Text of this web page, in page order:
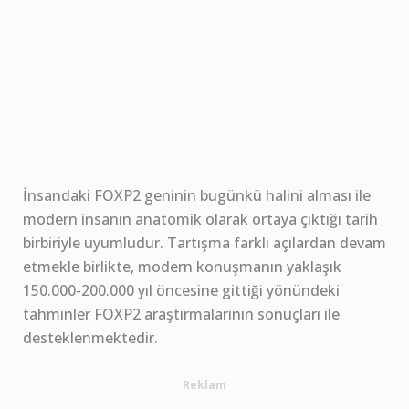
İnsandaki FOXP2 geninin bugünkü halini alması ile
modern insanın anatomik olarak ortaya çıktığı tarih
birbiriyle uyumludur. Tartışma farklı açılardan devam
etmekle birlikte, modern konuşmanın yaklaşık
150.000-200.000 yıl öncesine gittiği yönündeki
tahminler FOXP2 araştırmalarının sonuçları ile
desteklenmektedir.
Reklam